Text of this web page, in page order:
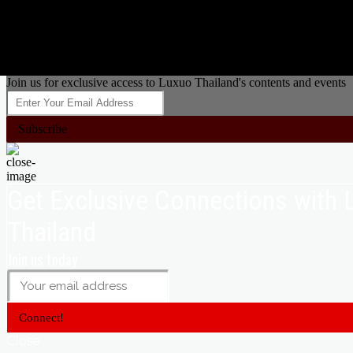
Join us for exclusive access to Luxuo Thailand's contents and events
Subscribe
Connect!